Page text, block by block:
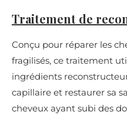
Traitement de
Conçu pour réparer les
fragilisés, ce traitement
ingrédients
capillaire et restaurer sa
cheveux ayant subi des